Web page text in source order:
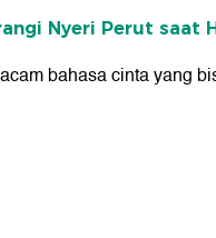
Nyeri Perut saat
bahasa cinta yang